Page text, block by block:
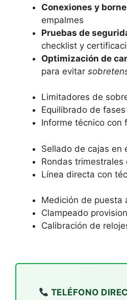
Conexiones y
empalmes
Pruebas de
checklist y
Optimización de
para evitar
Limitadores de
Equilibrado de fases
Informe técnico con
Sellado de cajas en
Rondas trimestrales
Línea directa con
Medición de puesta
Clampeado
Calibración de
TELÉFONO